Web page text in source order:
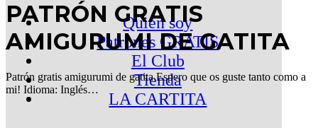
Quien soy
Patrones GRATIS
El Club
Tienda
LA CARTITA
PATRÓN GRATIS
AMIGURUMI DE GATITA
Patrón gratis amigurumi de gatita Espero que os guste tanto como a
mi! Idioma: Inglés…